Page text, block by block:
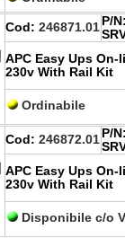
Cod: 246871.01 P/
APC Easy Ups On-
230v With Rail Kit
Ordinabile
Cod: 246872.01 P/
APC Easy Ups On-
230v With Rail Kit
Disponibile c/o